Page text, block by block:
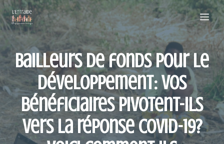
Aller
au
contenu
Bailleurs de fonds pour le
développement: vos
bénéficiaires pivotent-ils
vers la réponse COVID-19?